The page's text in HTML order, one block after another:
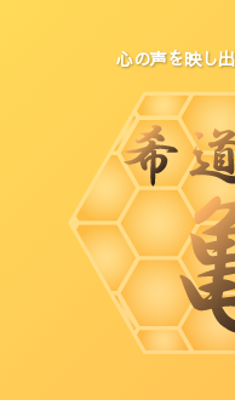
心の声を映し